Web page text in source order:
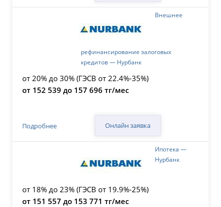
Внешнее
рефинансирование залоговых
кредитов — Нурбанк
от 20% до 30% (ГЭСВ от 22.4%-35%)
от 152 539 до 157 696 тг/мес
Подробнее Онлайн заявка
Ипотека —
Нурбанк
от 18% до 23% (ГЭСВ от 19.9%-25%)
от 151 557 до 153 771 тг/мес